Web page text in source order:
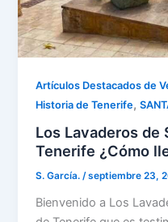
Artículos Destacados de
Historia de Tenerife,
Los Lavaderos de
Tenerife ¿Cómo
S. García./septiembre 23,
Bienvenido a Los